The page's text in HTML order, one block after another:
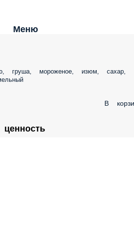
Меню
груша, мороженое, изюм, сахар,
В